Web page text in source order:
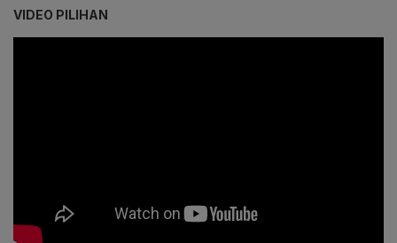
VIDEO PILIHAN